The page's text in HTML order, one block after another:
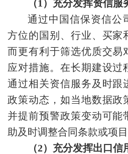
（1）充分发挥资信
通过中国信保资信公
方位的国别、行业、买家
而更有利于筛选优质交易
应对措施。在长期建设过
通过相关资信服务及时跟
政策动态，如当地数据政
并提前预警政策变动可能
助及时调整合同条款或项目
（2）充分发挥出口